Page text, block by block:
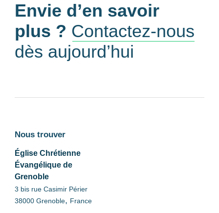
Envie d’en savoir
plus ? Contactez-nous
dès aujourd’hui
Nous trouver
Église Chrétienne
Évangélique de
Grenoble
3 bis rue Casimir Périer
38000 Grenoble, France